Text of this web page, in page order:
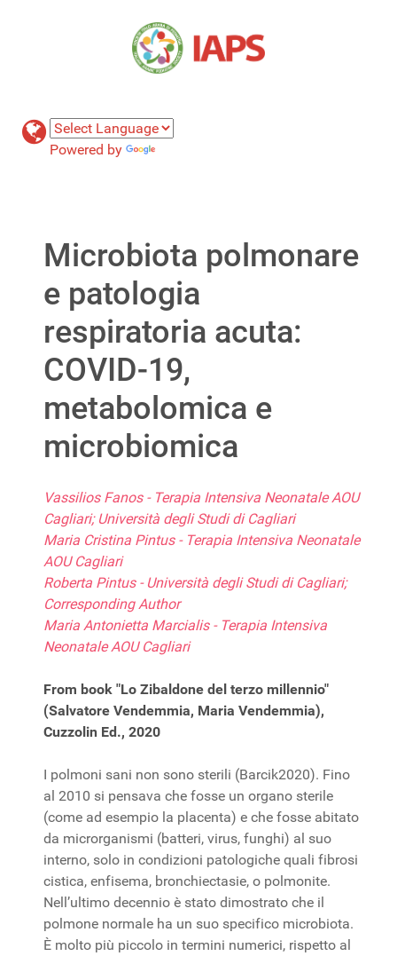
Powered by
Microbiota polmonare
e patologia
respiratoria acuta:
COVID-19,
metabolomica e
microbiomica
Vassilios Fanos - Terapia Intensiva Neonatale AOU
Cagliari; Università degli Studi di Cagliari
Maria Cristina Pintus - Terapia Intensiva Neonatale
AOU Cagliari
Roberta Pintus - Università degli Studi di Cagliari;
Corresponding Author
Maria Antonietta Marcialis - Terapia Intensiva
Neonatale AOU Cagliari
From book "Lo Zibaldone del terzo millennio"
(Salvatore Vendemmia, Maria Vendemmia),
Cuzzolin Ed., 2020
I polmoni sani non sono sterili (Barcik2020). Fino
al 2010 si pensava che fosse un organo sterile
(come ad esempio la placenta) e che fosse abitato
da microrganismi (batteri, virus, funghi) al suo
interno, solo in condizioni patologiche quali fibrosi
cistica, enfisema, bronchiectasie, o polmonite.
Nell’ultimo decennio è stato dimostrato che il
polmone normale ha un suo specifico microbiota.
È molto più piccolo in termini numerici, rispetto al